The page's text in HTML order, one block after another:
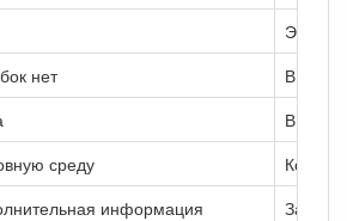
Эта
нет
В
В
среду
Код
информация